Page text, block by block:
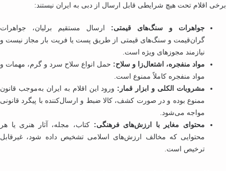
اقلام تحت هیچ شرایطی قابل ارسال از دبی به ایران نیستند:
جواهرات و سنگ‌های قیمتی: ارسال مستقیم برلیان، جواهرات
گران‌قیمت و سنگ‌های قیمتی از طریق پست یا فریت بار مجاز نیست و
نیازمند مجوزهای ویژه است.
مواد منفجره، اشتعال‌زا و سلاح:حمل انواع سلاح سرد و گرم، مهمات و
مواد منفجره کاملاً ممنوع است.
مشروبات الکلی و ابزار قمار:ورود این اقلام به ایران به‌موجب قانون
ممنوع بوده و در صورت کشف، کالا ضبط و ارسال‌کننده با پیگرد قانونی
مواجه می‌شود.
محتوای مغایر با ارزش‌های فرهنگی: کتاب، مجله، آثار هنری یا هر
محتوایی که مخالف ارزش‌های اسلامی تشخیص داده شود، غیرقابل
ترخیص است.